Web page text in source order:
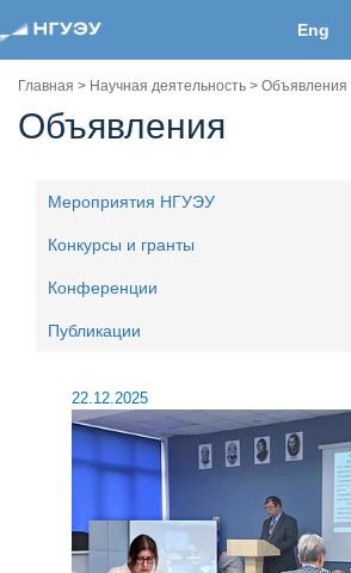
Eng
Главная > Научная деятельность > Объявления
Объявления
Мероприятия НГУЭУ
Конкурсы и гранты
Конференции
Публикации
22.12.2025